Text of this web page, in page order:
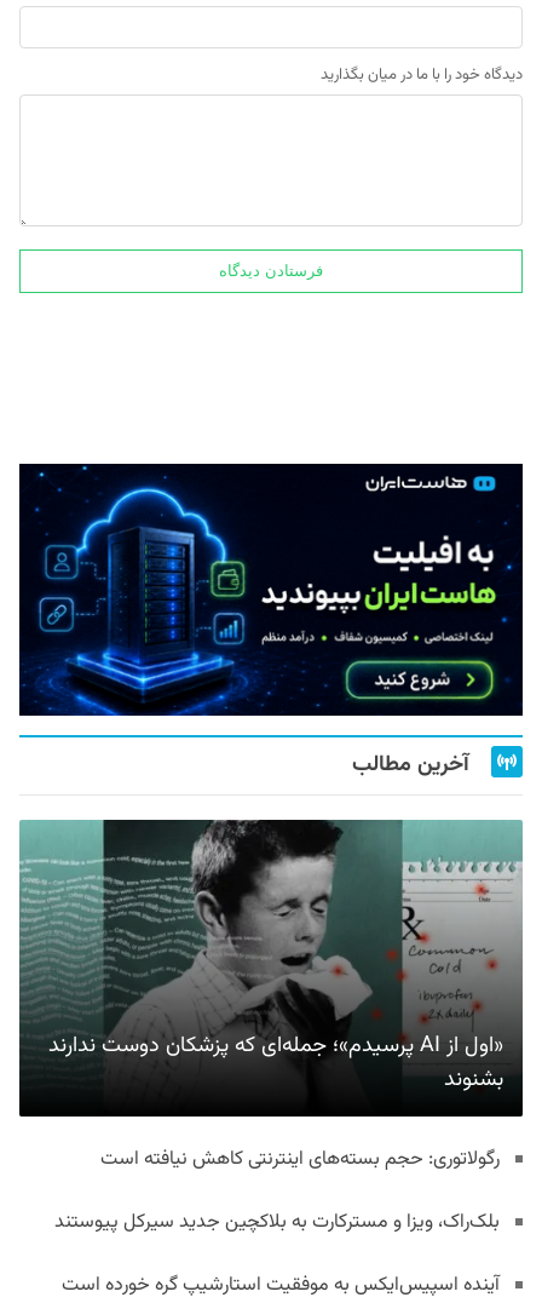
دیدگاه خود را با ما در میان بگذارید
آخرین مطالب
«اول از AI پرسیدم»؛ جمله‌ای که پزشکان دوست ندارند
بشنوند
رگولاتوری: حجم بسته‌های اینترنتی کاهش نیافته است
بلک‌راک، ویزا و مسترکارت به بلاکچین جدید سیرکل پیوستند
آینده اسپیس‌ایکس به موفقیت استارشیپ گره خورده است